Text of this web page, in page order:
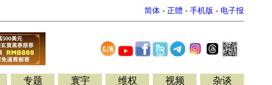
简体 - 正體 - 手机版 - 电子报
专题 寰宇 维权 视频 杂谈